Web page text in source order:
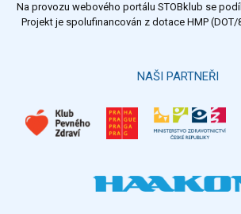
Výsledky
Na provozu webového portálu STOBklub se
Projekt je spolufinancován z dotace HMP
NAŠI PARTNEŘI